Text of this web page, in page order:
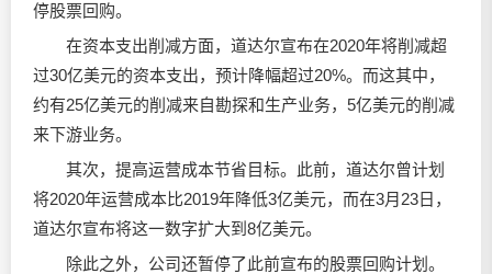
停股票回购。
在资本支出削减方面，道达尔宣布在2020年将削减超
过30亿美元的资本支出，预计降幅超过20%。而这其中，
约有25亿美元的削减来自勘探和生产业务，5亿美元的削减
来下游业务。
其次，提高运营成本节省目标。此前，道达尔曾计划
将2020年运营成本比2019年降低3亿美元，而在3月23日，
道达尔宣布将这一数字扩大到8亿美元。
除此之外，公司还暂停了此前宣布的股票回购计划。